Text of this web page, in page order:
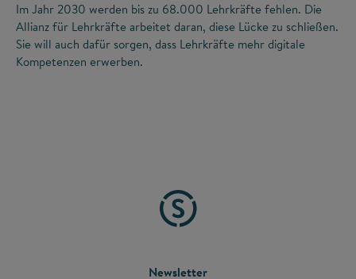
Im Jahr 2030 werden bis zu 68.000 Lehrkräfte fehlen. Die
Allianz für Lehrkräfte arbeitet daran, diese Lücke zu schließen.
Sie will auch dafür sorgen, dass Lehrkräfte mehr digitale
Kompetenzen erwerben.
Newsletter